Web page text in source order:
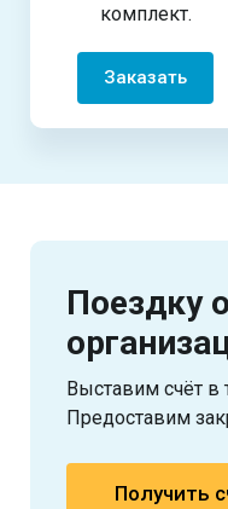
комплект.
Заказать
Поездку
Выставим счёт в
Предоставим
Получить